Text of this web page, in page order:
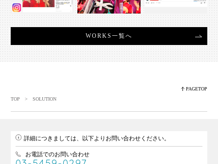
WORKS一覧へ
PAGETOP
TOP
> SOLUTION
詳細につきましては、以下よりお問い合わせください。
お電話でのお問い合わせ